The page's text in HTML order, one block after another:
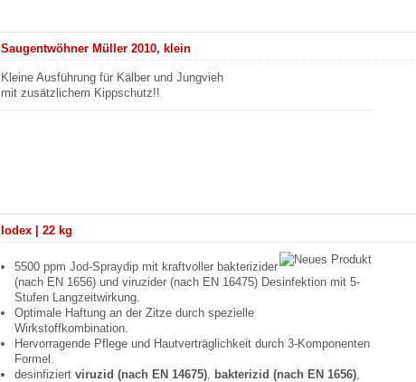
Saugentwöhner Müller 2010, klein
Kleine Ausführung für Kälber und Jungvieh
mit zusätzlichem Kippschutz!!
Iodex | 22 kg
5500 ppm Jod-Spraydip mit kraftvoller bakterizider
(nach EN 1656) und viruzider (nach EN 16475) Desinfektion mit 5-
Stufen Langzeitwirkung.
Optimale Haftung an der Zitze durch spezielle
Wirkstoffkombination.
Hervorragende Pflege und Hautverträglichkeit durch 3-Komponenten
Formel.
desinfiziertviruzid (nach EN 14675), bakterizid (nach EN 1656),